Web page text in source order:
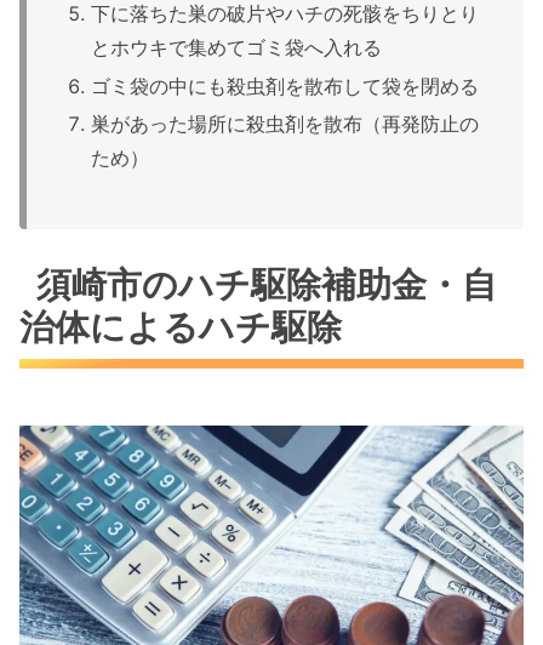
下に落ちた巣の破片やハチの死骸をちりとり
とホウキで集めてゴミ袋へ入れる
ゴミ袋の中にも殺虫剤を散布して袋を閉める
巣があった場所に殺虫剤を散布（再発防止の
ため）
須崎市のハチ駆除補助金・自
治体によるハチ駆除